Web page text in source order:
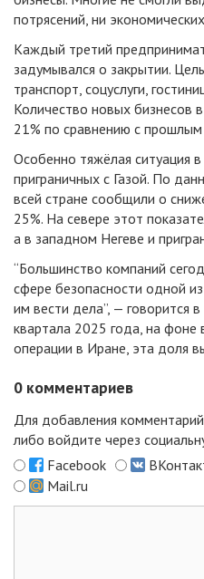
потрясений, ни
Каждый третий
задумывался о закрытии.
транспорт, соцуслуги,
Количество новых бизнесов
21% по сравнению с
Особенно тяжёлая ситуация
приграничных с Газой. По
всей стране сообщили о
25%. На севере этот
а в западном Негеве и
“Большинство компаний
сфере безопасности одной
им вести дела”, — говорится
квартала 2025 года, на фоне
операции в Иране, эта доля
0 комментариев
Для добавления комментарий
либо войдите через
Facebook
Mail.ru